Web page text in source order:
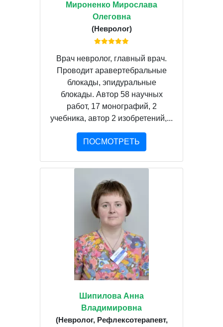
Мироненко Мирослава
Олеговна
(Невролог)
Врач невролог, главный врач.
Проводит аравертебральные
блокады, эпидуральные
блокады. Автор 58 научных
работ, 17 монографий, 2
учебника, автор 2 изобретений,...
ПОСМОТРЕТЬ
Шипилова Анна
Владимировна
(Невролог, Рефлексотерапевт,